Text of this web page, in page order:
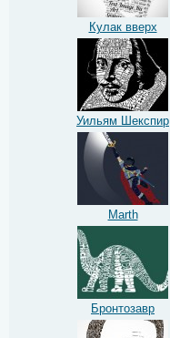
Кулак вверх
Уильям Шекспир
Marth
Бронтозавр